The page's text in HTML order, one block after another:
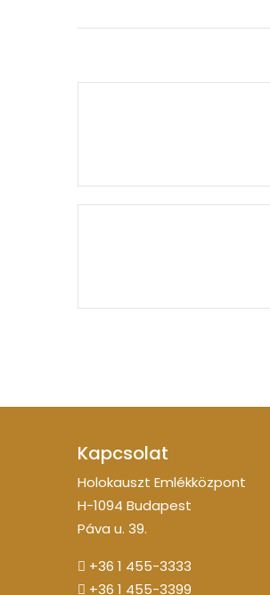
Kapcsolat
Holokauszt Emlékközpont
H-1094 Budapest
Páva u. 39.
+36 1 455-3333
+36 1 455-3399